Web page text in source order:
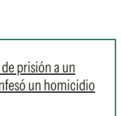
prisión a un
un homicidio